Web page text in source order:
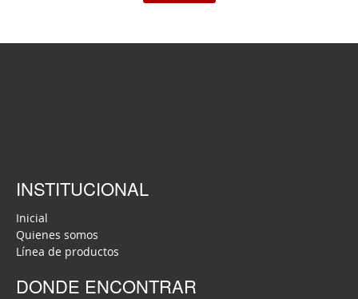
INSTITUCIONAL
Inicial
Quienes somos
Línea de productos
DONDE ENCONTRAR